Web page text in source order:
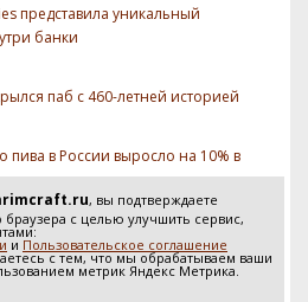
, вы подтверждаете
с целью улучшить сервис,
и Пользовательское соглашение
с тем, что мы обрабатываем ваши
метрик Яндекс Метрика.
представила уникальный
банки
паб с 460-летней историей
пива в России выросло на 10% в
отслеживать
производстве пива